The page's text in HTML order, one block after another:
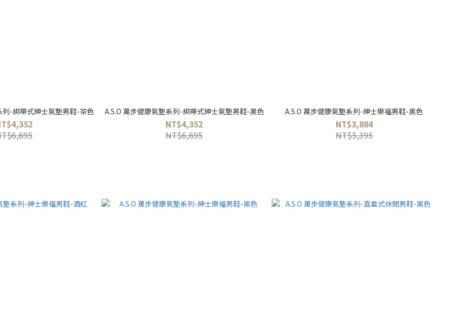
列-綁帶式紳士氣墊男鞋-茶色 A.S.O 萬步健康氣墊系列-綁帶式紳士氣墊男鞋-黑色
NT$4,352
NT$6,695
A.S.O 萬步健康氣墊系列-紳士樂福男鞋-黑色
NT$3,884
NT$5,395